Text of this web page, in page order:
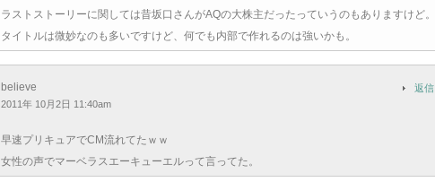
ラストストーリーに関しては昔坂口さんがAQの大株主だったっていうのもありますけど。
タイトルは微妙なのも多いですけど、何でも内部で作れるのは強いかも。
believe
2011年 10月2日 11:40am
返信
早速プリキュアでCM流れてたｗｗ
女性の声でマーベラスエーキューエルって言ってた。